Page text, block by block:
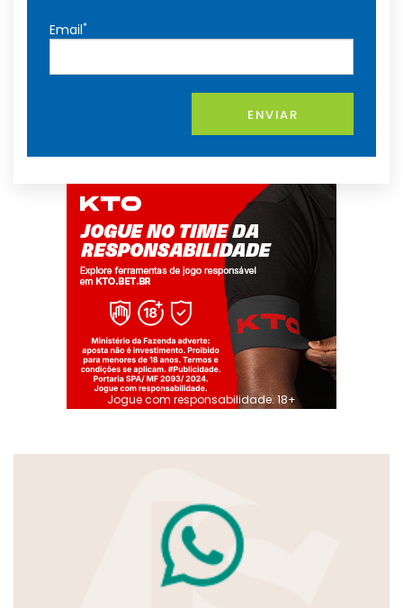
Email*
ENVIAR
Jogue com responsabilidade. 18+